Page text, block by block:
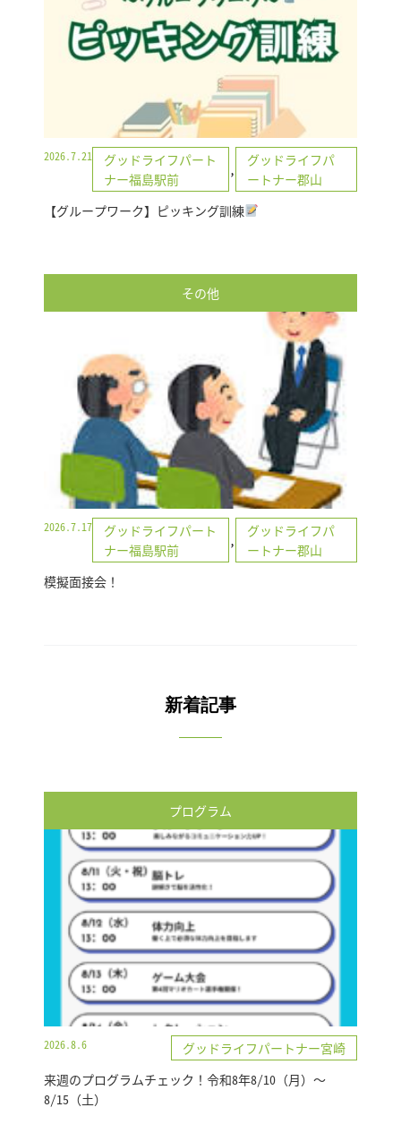
2026.7.21
グッドライフパート
ナー福島駅前
,
グッドライフパ
ートナー郡山
【グループワーク】ピッキング訓練
その他
2026.7.17
グッドライフパート
ナー福島駅前
,
グッドライフパ
ートナー郡山
模擬面接会！
新着記事
プログラム
2026.8.6
グッドライフパートナー宮崎
来週のプログラムチェック！令和8年8/10（月）～
8/15（土）